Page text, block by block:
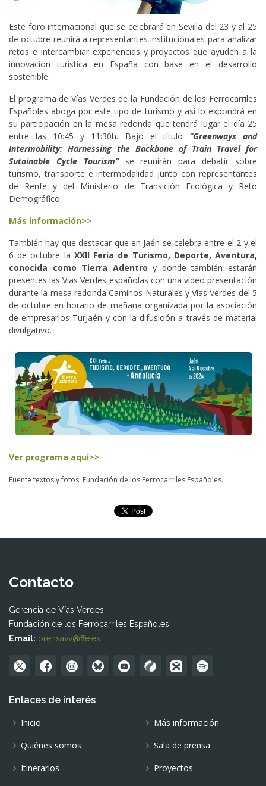
Este foro internacional que se celebrará en Sevilla del 23 y al 25
de octubre reunirá a representantes institucionales para analizar
retos e intercambiar experiencias y proyectos que ayuden a la
innovación turística en España con base en el desarrollo
sostenible.
El programa de Vías Verdes de la Fundación de los Ferrocarriles
Españoles aboga por este tipo de turismo y así lo expondrá en
su participación en la mesa redonda que tendrá lugar el día 25
entre las 10:45 y 11:30h. Bajo el título “Greenways and
Intermobility: Harnessing the Backbone of Train Travel for
Sutainable Cycle Tourism”
se reunirán para debatir sobre
turismo, transporte e intermodalidad junto con representantes
de Renfe y del Ministerio de Transición Ecológica y Reto
Demográfico.
Más información>>
También hay que destacar que en Jaén se celebra entre el 2 y el
6 de octubre la XXII Feria de Turismo, Deporte, Aventura,
conocida como Tierra Adentro y donde también estarán
presentes las Vías Verdes españolas con una vídeo presentación
durante la mesa redonda Caminos Naturales y Vías Verdes del 5
de octubre en horario de mañana organizada por la asociación
de empresarios TurJaén y con la difusioón a través de material
divulgativo.
Ver programa aquí>>
Fuente textos y fotos: Fundación de los Ferrocarriles Españoles.
Contacto
Gerencia de Vías Verdes
Fundación de los Ferrocarriles Españoles
Email: prensavv@ffe.es
Enlaces de interés
Inicio
Quiénes somos
Itinerarios
Más información
Sala de prensa
Proyectos